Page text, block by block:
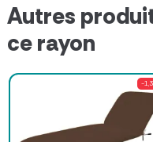
Autres
ce rayon
-